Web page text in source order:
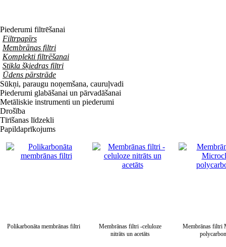
Piederumi filtrēšanai
Filtrpapīrs
Membrānas filtri
Komplekti filtrēšanai
Stikla šķiedras filtri
Ūdens pārstrāde
Sūkņi, paraugu noņemšana, cauruļvadi
Piederumi glabāšanai un pārvadāšanai
Metāliskie instrumenti un piederumi
Drošība
Tīrīšanas līdzekli
Papildaprīkojums
Polikarbonāta membrānas filtri
Membrānas filtri -celuloze
nitrāts un acetāts
Membrānas filtri